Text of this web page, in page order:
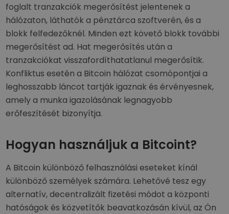
foglalt tranzakciók megerősítést jelentenek a
hálózaton, láthatók a pénztárca szoftverén, és a
blokk felfedezőknél. Minden ezt követő blokk további
megerősítést ad. Hat megerősítés után a
tranzakciókat visszafordíthatatlanul megerősítik.
Konfliktus esetén a Bitcoin hálózat csomópontjai a
leghosszabb láncot tartják igaznak és érvényesnek,
amely a munka igazolásának legnagyobb
erőfeszítését bizonyítja.
Hogyan használjuk a Bitcoint?
A Bitcoin különböző felhasználási eseteket kínál
különböző személyek számára. Lehetővé tesz egy
alternatív, decentralizált fizetési módot a központi
hatóságok és közvetítők beavatkozásán kívül, az Ön